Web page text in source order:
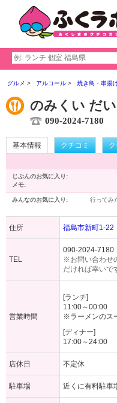
グルメ アルコール 焼き鳥・串揚
のみくい だ
090-2024-7180
基本情報 クチコミ
じぶんのお気に入り:
メモ:
みんなのお気に入り: 行ってみ
住所 福島市新町1-22
TEL
090-2024-7180
※お問い合わせ
だければ幸いで
営業時間
[ランチ]
11:00～00:00
※ラーメンのス
[ディナー]
17:00～24:00
店休日 不定休
駐車場 近くに有料駐車